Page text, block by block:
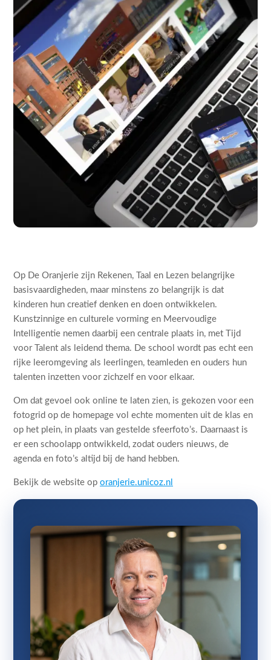
Op De Oranjerie zijn Rekenen, Taal en Lezen belangrijke
basisvaardigheden, maar minstens zo belangrijk is dat
kinderen hun creatief denken en doen ontwikkelen.
Kunstzinnige en culturele vorming en Meervoudige
Intelligentie nemen daarbij een centrale plaats in, met Tijd
voor Talent als leidend thema. De school wordt pas echt een
rijke leeromgeving als leerlingen, teamleden en ouders hun
talenten inzetten voor zichzelf en voor elkaar.
Om dat gevoel ook online te laten zien, is gekozen voor een
fotogrid op de homepage vol echte momenten uit de klas en
op het plein, in plaats van gestelde sfeerfoto’s. Daarnaast is
er een schoolapp ontwikkeld, zodat ouders nieuws, de
agenda en foto’s altijd bij de hand hebben.
Bekijk de website op oranjerie.unicoz.nl